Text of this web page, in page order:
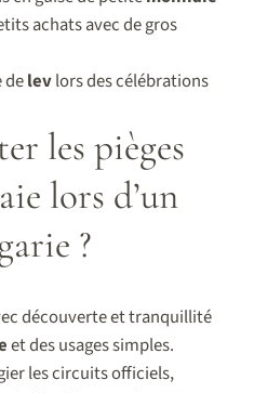
achats avec de gros
delevlors des célébrations
les pièges
lors d’un
?
découverte et tranquillité
et des usages simples.
les circuits officiels,